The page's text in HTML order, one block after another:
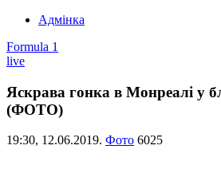
Адмінка
Formula 1
live
Яскрава гонка в Монреалі у
(ФОТО)
19:30, 12.06.2019. Фото 6025